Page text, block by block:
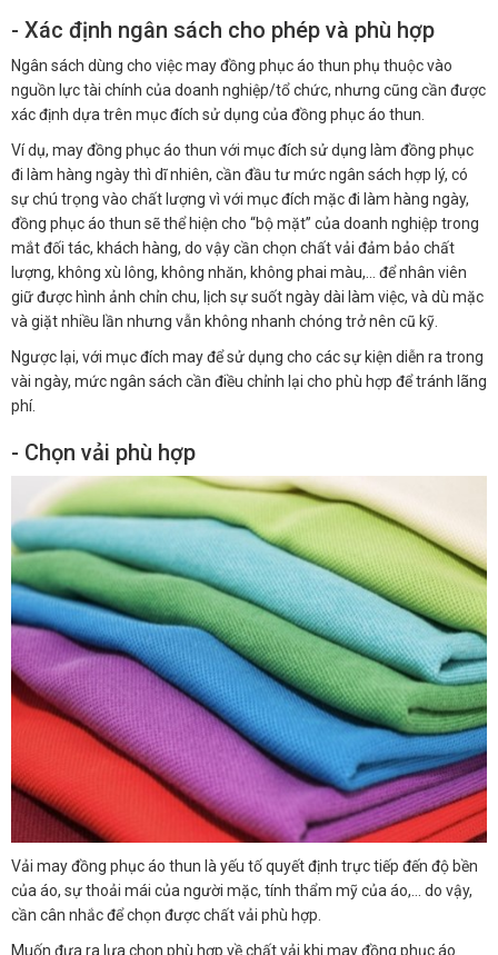
- Xác định ngân sách cho phép và phù hợp
Ngân sách dùng cho việc may đồng phục áo thun phụ thuộc vào
nguồn lực tài chính của doanh nghiệp/tổ chức, nhưng cũng cần được
xác định dựa trên mục đích sử dụng của đồng phục áo thun.
Ví dụ, may đồng phục áo thun với mục đích sử dụng làm đồng phục
đi làm hàng ngày thì dĩ nhiên, cần đầu tư mức ngân sách hợp lý, có
sự chú trọng vào chất lượng vì với mục đích mặc đi làm hàng ngày,
đồng phục áo thun sẽ thể hiện cho “bộ mặt” của doanh nghiệp trong
mắt đối tác, khách hàng, do vậy cần chọn chất vải đảm bảo chất
lượng, không xù lông, không nhăn, không phai màu,… để nhân viên
giữ được hình ảnh chỉn chu, lịch sự suốt ngày dài làm việc, và dù mặc
và giặt nhiều lần nhưng vẫn không nhanh chóng trở nên cũ kỹ.
Ngược lại, với mục đích may để sử dụng cho các sự kiện diễn ra trong
vài ngày, mức ngân sách cần điều chỉnh lại cho phù hợp để tránh lãng
phí.
- Chọn vải phù hợp
Vải may đồng phục áo thun là yếu tố quyết định trực tiếp đến độ bền
của áo, sự thoải mái của người mặc, tính thẩm mỹ của áo,… do vậy,
cần cân nhắc để chọn được chất vải phù hợp.
Muốn đưa ra lựa chọn phù hợp về chất vải khi may đồng phục áo